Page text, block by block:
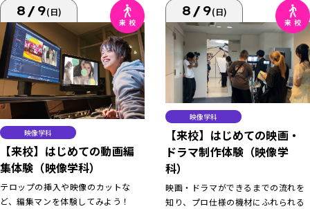
8/9(日)
映像学科
【来校】はじめての動画編
集体験（映像学科）
テロップの挿入や映像のカットな
ど、編集マンを体験してみよう！
8/9(日)
映像学科
【来校】はじめての映画・
ドラマ制作体験（映像学
科）
映画・ドラマができるまでの流れを
知り、プロ仕様の機材にふれられる